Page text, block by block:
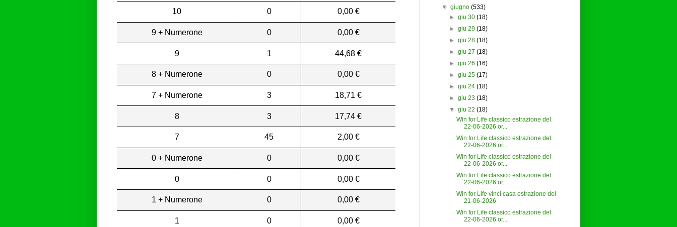
10 0 0,00 €
9 + Numerone 0 0,00 €
9 1 44,68 €
8 + Numerone 0 0,00 €
7 + Numerone 3 18,71 €
8 3 17,74 €
7 45 2,00 €
0 + Numerone 0 0,00 €
0 0 0,00 €
1 + Numerone 0 0,00 €
1 0 0,00 €
▼ giugno (533)
► giu 30 (18)
► giu 29 (18)
► giu 28 (18)
► giu 27 (18)
► giu 26 (16)
► giu 25 (17)
► giu 24 (18)
► giu 23 (18)
▼ giu 22 (18)
Win for Life classico estrazione del
22-06-2026 or...
Win for Life classico estrazione del
22-06-2026 or...
Win for Life classico estrazione del
22-06-2026 or...
Win for Life classico estrazione del
22-06-2026 or...
Win for Life vinci casa estrazione del
21-06-2026
Win for Life classico estrazione del
22-06-2026 or...